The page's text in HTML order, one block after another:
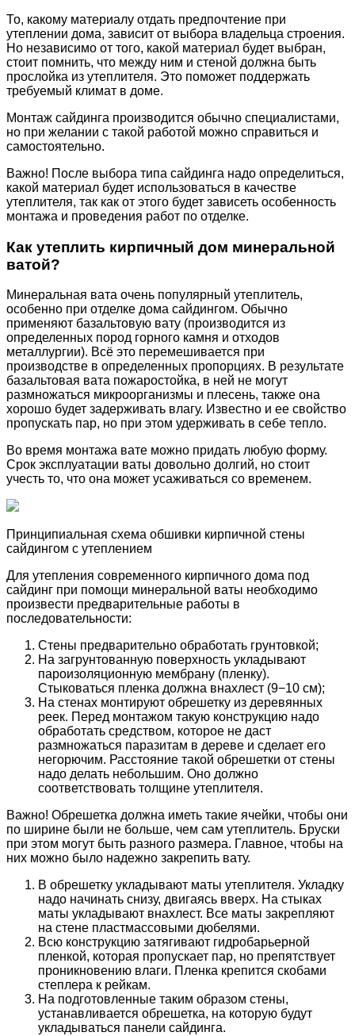
То, какому материалу отдать предпочтение при
утеплении дома, зависит от выбора владельца строения.
Но независимо от того, какой материал будет выбран,
стоит помнить, что между ним и стеной должна быть
прослойка из утеплителя. Это поможет поддержать
требуемый климат в доме.
Монтаж сайдинга производится обычно специалистами,
но при желании с такой работой можно справиться и
самостоятельно.
Важно! После выбора типа сайдинга надо определиться,
какой материал будет использоваться в качестве
утеплителя, так как от этого будет зависеть особенность
монтажа и проведения работ по отделке.
Как утеплить кирпичный дом минеральной
ватой?
Минеральная вата очень популярный утеплитель,
особенно при отделке дома сайдингом. Обычно
применяют базальтовую вату (производится из
определенных пород горного камня и отходов
металлургии). Всё это перемешивается при
производстве в определенных пропорциях. В результате
базальтовая вата пожаростойка, в ней не могут
размножаться микроорганизмы и плесень, также она
хорошо будет задерживать влагу. Известно и ее свойство
пропускать пар, но при этом удерживать в себе тепло.
Во время монтажа вате можно придать любую форму.
Срок эксплуатации ваты довольно долгий, но стоит
учесть то, что она может усаживаться со временем.
Принципиальная схема обшивки кирпичной стены
сайдингом с утеплением
Для утепления современного кирпичного дома под
сайдинг при помощи минеральной ваты необходимо
произвести предварительные работы в
последовательности:
Стены предварительно обработать грунтовкой;
На загрунтованную поверхность укладывают
пароизоляционную мембрану (пленку).
Стыковаться пленка должна внахлест (9−10 см);
На стенах монтируют обрешетку из деревянных
реек. Перед монтажом такую конструкцию надо
обработать средством, которое не даст
размножаться паразитам в дереве и сделает его
негорючим. Расстояние такой обрешетки от стены
надо делать небольшим. Оно должно
соответствовать толщине утеплителя.
Важно! Обрешетка должна иметь такие ячейки, чтобы они
по ширине были не больше, чем сам утеплитель. Бруски
при этом могут быть разного размера. Главное, чтобы на
них можно было надежно закрепить вату.
В обрешетку укладывают маты утеплителя. Укладку
надо начинать снизу, двигаясь вверх. На стыках
маты укладывают внахлест. Все маты закрепляют
на стене пластмассовыми дюбелями.
Всю конструкцию затягивают гидробарьерной
пленкой, которая пропускает пар, но препятствует
проникновению влаги. Пленка крепится скобами
степлера к рейкам.
На подготовленные таким образом стены,
устанавливается обрешетка, на которую будут
укладываться панели сайдинга.